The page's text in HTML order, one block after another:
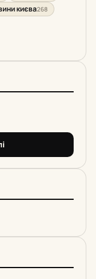
києва268